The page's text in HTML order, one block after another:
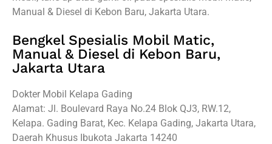
Manual & Diesel di Kebon Baru, Jakarta Utara.
Bengkel Spesialis Mobil Matic,
Manual & Diesel di Kebon Baru,
Jakarta Utara
Dokter Mobil Kelapa Gading
Alamat: Jl. Boulevard Raya No.24 Blok QJ3, RW.12,
Kelapa. Gading Barat, Kec. Kelapa Gading, Jakarta Utara,
Daerah Khusus Ibukota Jakarta 14240